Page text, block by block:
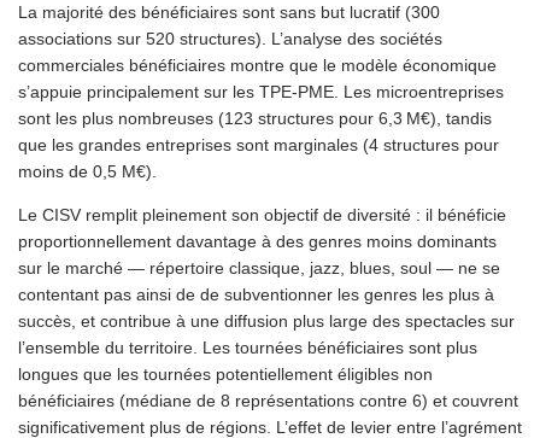
La majorité des bénéficiaires sont sans but lucratif (300
associations sur 520 structures). L’analyse des sociétés
commerciales bénéficiaires montre que le modèle économique
s’appuie principalement sur les TPE-PME. Les microentreprises
sont les plus nombreuses (123 structures pour 6,3 M€), tandis
que les grandes entreprises sont marginales (4 structures pour
moins de 0,5 M€).
Le CISV remplit pleinement son objectif de diversité : il bénéficie
proportionnellement davantage à des genres moins dominants
sur le marché — répertoire classique, jazz, blues, soul — ne se
contentant pas ainsi de de subventionner les genres les plus à
succès, et contribue à une diffusion plus large des spectacles sur
l’ensemble du territoire. Les tournées bénéficiaires sont plus
longues que les tournées potentiellement éligibles non
bénéficiaires (médiane de 8 représentations contre 6) et couvrent
significativement plus de régions. L’effet de levier entre l’agrément